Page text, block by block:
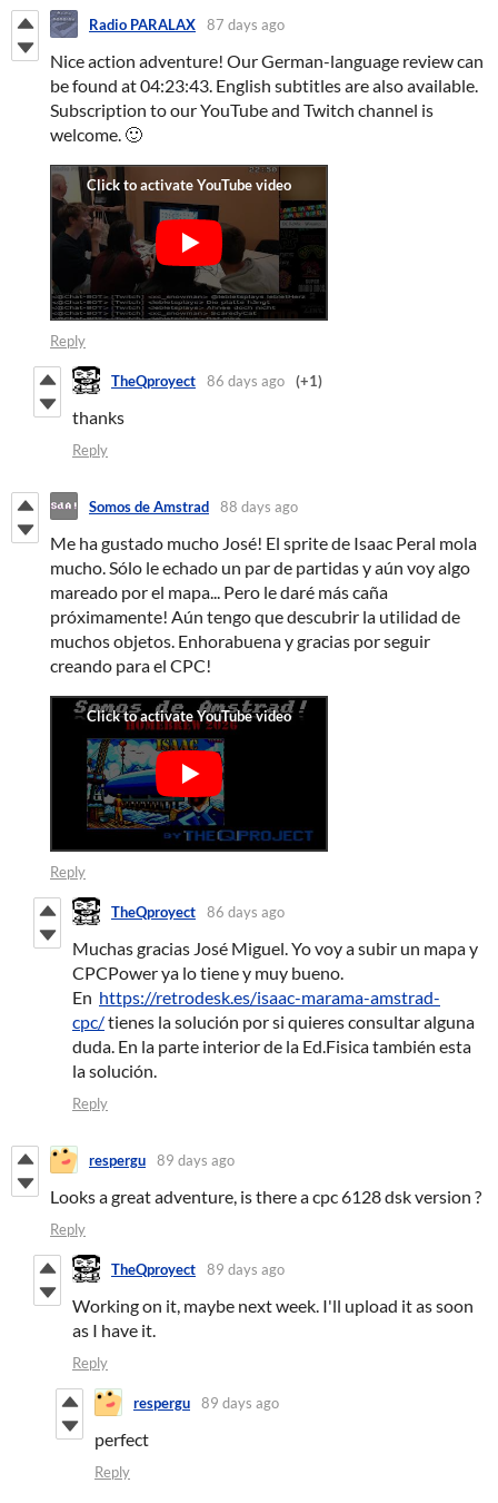
Radio PARALAX 87 days ago
Nice action adventure! Our German-language review can
be found at 04:23:43. English subtitles are also available.
Subscription to our YouTube and Twitch channel is
welcome. 🙂
Reply
TheQproyect 86 days ago (+1)
thanks
Reply
Somos de Amstrad 88 days ago
Me ha gustado mucho José! El sprite de Isaac Peral mola
mucho. Sólo le echado un par de partidas y aún voy algo
mareado por el mapa... Pero le daré más caña
próximamente! Aún tengo que descubrir la utilidad de
muchos objetos. Enhorabuena y gracias por seguir
creando para el CPC!
Reply
TheQproyect 86 days ago
Muchas gracias José Miguel. Yo voy a subir un mapa y
CPCPower ya lo tiene y muy bueno.
En https://retrodesk.es/isaac-marama-amstrad-
cpc/tienes la solución por si quieres consultar alguna
duda. En la parte interior de la Ed.Fisica también esta
la solución.
Reply
respergu 89 days ago
Looks a great adventure, is there a cpc 6128 dsk version ?
Reply
TheQproyect 89 days ago
Working on it, maybe next week. I'll upload it as soon
as I have it.
Reply
respergu 89 days ago
perfect
Reply